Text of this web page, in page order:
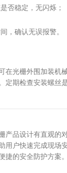
否稳定，无闪烁；
，确认无误报警。
在光栅外围加装机
定期检查安装螺丝
产品设计有直观的
用户快速完成现场
捷的安全防护方案。